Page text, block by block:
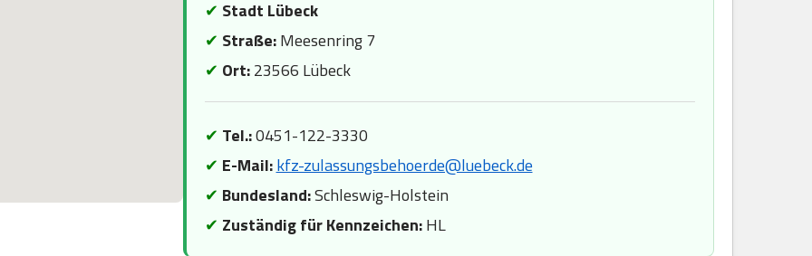
✔ Stadt Lübeck
✔ Straße:Meesenring 7
✔ Ort:23566 Lübeck
✔ Tel.:0451-122-3330
✔ E-Mail: kfz-zulassungsbehoerde@luebeck.de
✔ Bundesland:Schleswig-Holstein
✔ Zuständig für Kennzeichen:HL